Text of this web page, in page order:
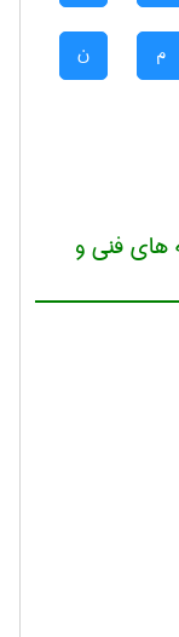
م ن
فنی و